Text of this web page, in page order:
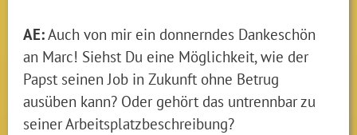
AE:Auch von mir ein donnerndes Dankeschön
an Marc! Siehst Du eine Möglichkeit, wie der
Papst seinen Job in Zukunft ohne Betrug
ausüben kann? Oder gehört das untrennbar zu
seiner Arbeitsplatzbeschreibung?